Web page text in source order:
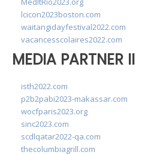
lcicon2023boston.com
waitangidayfestival2022.com
vacancesscolaires2022.com
MEDIA PARTNER II
isth2022.com
p2b2pabi2023-makassar.com
wocfparis2023.org
sinc2023.com
scdlqatar2022-qa.com
thecolumbiagrill.com